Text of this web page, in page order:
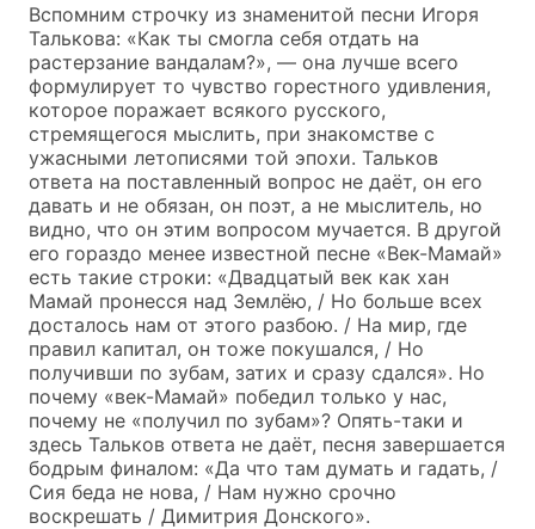
Вспомним строчку из знаменитой песни Игоря
Талькова: «Как ты смогла себя отдать на
растерзание вандалам?», — она лучше всего
формулирует то чувство горестного удивления,
которое поражает всякого русского,
стремящегося мыслить, при знакомстве с
ужасными летописями той эпохи. Тальков
ответа на поставленный вопрос не даёт, он его
давать и не обязан, он поэт, а не мыслитель, но
видно, что он этим вопросом мучается. В другой
его гораздо менее известной песне «Век-Мамай»
есть такие строки: «Двадцатый век как хан
Мамай пронесся над Землёю, / Но больше всех
досталось нам от этого разбою. / На мир, где
правил капитал, он тоже покушался, / Но
получивши по зубам, затих и сразу сдался». Но
почему «век-Мамай» победил только у нас,
почему не «получил по зубам»? Опять-таки и
здесь Тальков ответа не даёт, песня завершается
бодрым финалом: «Да что там думать и гадать, /
Сия беда не нова, / Нам нужно срочно
воскрешать / Димитрия Донского».